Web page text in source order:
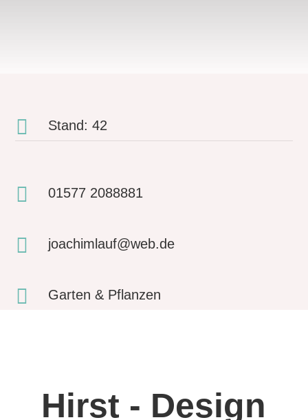
 Stand: 42
 01577 2088881
 joachimlauf@web.de
 Garten & Pflanzen
Hirst - Design